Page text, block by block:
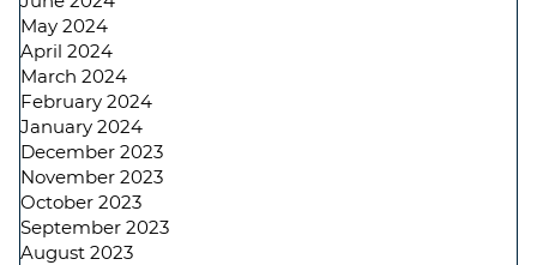
May 2024
April 2024
March 2024
February 2024
January 2024
December 2023
November 2023
October 2023
September 2023
August 2023